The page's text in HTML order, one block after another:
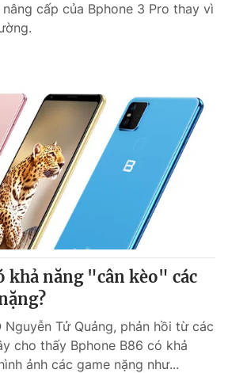
cấp của Bphone 3 Pro thay vì
khả năng "cân kèo" các
Nguyễn Tử Quảng, phản hồi từ các
cho thấy Bphone B86 có khả
ảnh các game nặng như...